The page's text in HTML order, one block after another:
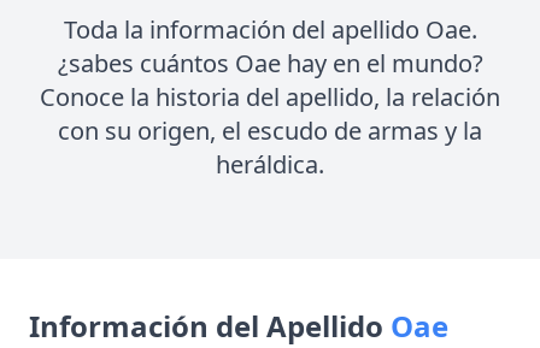
Toda la información del apellido Oae.
¿sabes cuántos Oae hay en el mundo?
Conoce la historia del apellido, la relación
con su origen, el escudo de armas y la
heráldica.
Información del Apellido Oae